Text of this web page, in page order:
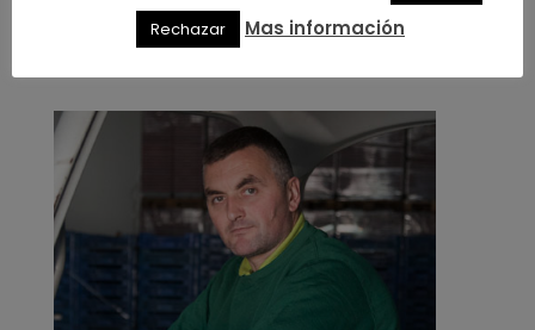
Rechazar
Mas información